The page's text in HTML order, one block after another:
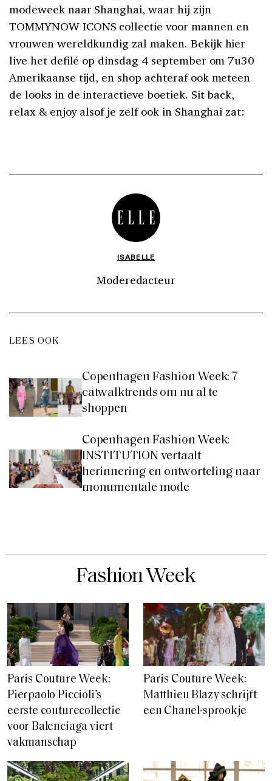
modeweek naar Shanghai, waar hij zijn
TOMMYNOW ICONS collectie voor mannen en
vrouwen wereldkundig zal maken. Bekijk hier
live het defilé op dinsdag 4 september om 7u30
Amerikaanse tijd, en shop achteraf ook meteen
de looks in de interactieve boetiek. Sit back,
relax & enjoy alsof je zelf ook in Shanghai zat:
ISABELLE
Moderedacteur
LEES OOK
Copenhagen Fashion Week: 7
catwalktrends om nu al te
shoppen
Copenhagen Fashion Week:
INSTITUTION vertaalt
herinnering en ontworteling naar
monumentale mode
Fashion Week
Paris Couture Week:
Pierpaolo Piccioli’s
eerste couturecollectie
voor Balenciaga viert
vakmanschap
Paris Couture Week:
Matthieu Blazy schrijft
een Chanel-sprookje